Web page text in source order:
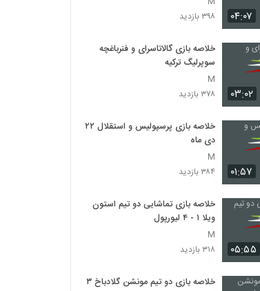
۰۴:۰۷
۳۹۸ بازدید
۰۳:۰۲
خلاصه بازی گالاتاسرای و فنرباغچه
سوپرلیگ ترکیه
M
۳۷۸ بازدید
۰۱:۵۷
خلاصه بازی پرسپولیس و استقلال ۲۲
دی ماه
M
۳۸۴ بازدید
۰۵:۵۵
خلاصه بازی تماشایی دو تیم استون
ویلا ۱ - ۴ لیورپول
M
۳۱۸ بازدید
خلاصه بازی دو تیم مونشن گلادباخ ۳